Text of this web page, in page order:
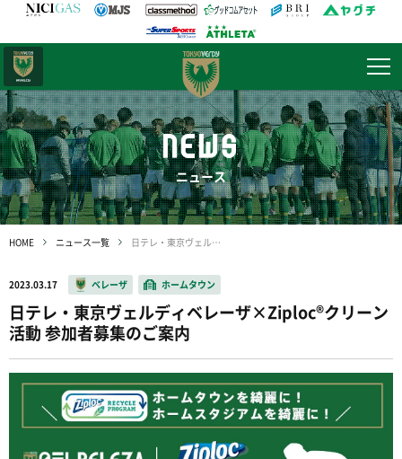
NEWS
ニュース
HOME ニュース一覧 日テレ・東京ヴェルディベレーザ×Ziploc®クリーン活動 参加者募集のご案内
2023.03.17 ベレーザ ホームタウン
日テレ・東京ヴェルディベレーザ×Ziploc®クリーン
活動 参加者募集のご案内